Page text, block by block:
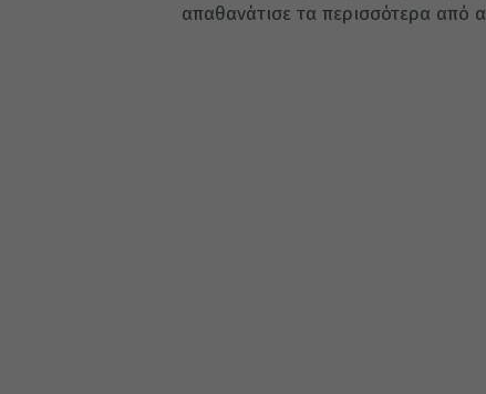
απαθανάτισε τα περισσότερα από